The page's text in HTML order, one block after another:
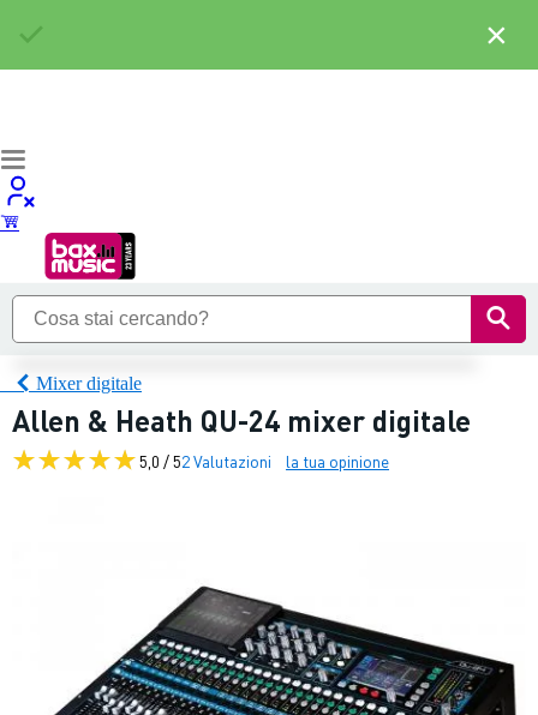
Mixer digitale
Allen & Heath QU-24 mixer digitale
5,0 / 52 Valutazioni la tua opinione
×